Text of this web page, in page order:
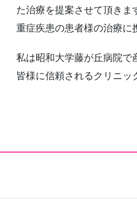
た治療を提案させて頂きま
重症疾患の患者様の治療に
私は昭和大学藤が丘病院で
皆様に信頼されるクリニッ